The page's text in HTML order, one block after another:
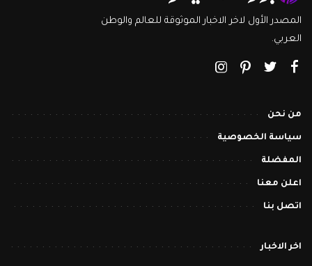
المصدر الأول لاخر الاخبار الموثوقة للعالم والوطن
العربي.
من نحن
سياسة الخصوصية
المفضلة
اعلن معنا
اتصل بنا
اخر الاخبار